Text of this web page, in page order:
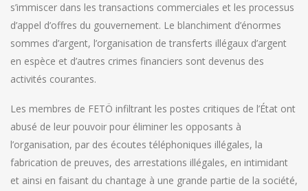
s’immiscer dans les transactions commerciales et les processus
d’appel d’offres du gouvernement. Le blanchiment d’énormes
sommes d’argent, l’organisation de transferts illégaux d’argent
en espèce et d’autres crimes financiers sont devenus des
activités courantes.
Les membres de FETÖ infiltrant les postes critiques de l’État ont
abusé de leur pouvoir pour éliminer les opposants à
l’organisation, par des écoutes téléphoniques illégales, la
fabrication de preuves, des arrestations illégales, en intimidant
et ainsi en faisant du chantage à une grande partie de la société,